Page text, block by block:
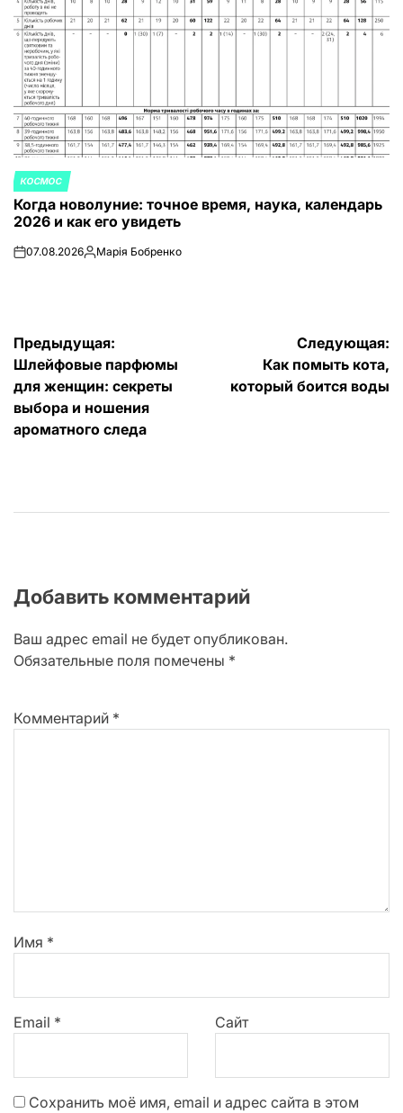
ОПУБЛИКОВАНО
В
КОСМОС
Когда новолуние: точное время, наука, календарь
2026 и как его увидеть
on07.08.2026Запись
Марія Бобренко
Навигация
по
записям
Предыдущая:
Шлейфовые парфюмы
для женщин: секреты
выбора и ношения
ароматного следа
Следующая:
Как помыть кота,
который боится воды
Добавить комментарий
Ваш адрес email не будет опубликован.
Обязательные поля помечены *
Комментарий *
Имя *
Email * Сайт
Сохранить моё имя, email и адрес сайта в этом